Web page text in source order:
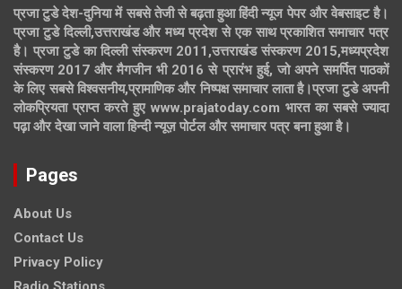
प्रजा टुडे देश-दुनिया में सबसे तेजी से बढ़ता हुआ हिंदी न्यूज पेपर और वेबसाइट है।
प्रजा टुडे दिल्ली,उत्तराखंड और मध्य प्रदेश से एक साथ प्रकाशित समाचार पत्र
है। प्रजा टुडे का दिल्ली संस्करण 2011,उत्तराखंड संस्करण 2015,मध्यप्रदेश
संस्करण 2017 और मैगजीन भी 2016 से प्रारंभ हुई, जो अपने समर्पित पाठकों
के लिए सबसे विश्वसनीय,प्रामाणिक और निष्पक्ष समाचार लाता है।प्रजा टुडे अपनी
लोकप्रियता प्राप्त करते हुए www.prajatoday.com भारत का सबसे ज्यादा
पढ़ा और देखा जाने वाला हिन्दी न्यूज़ पोर्टल और समाचार पत्र बना हुआ है।
Pages
About Us
Contact Us
Privacy Policy